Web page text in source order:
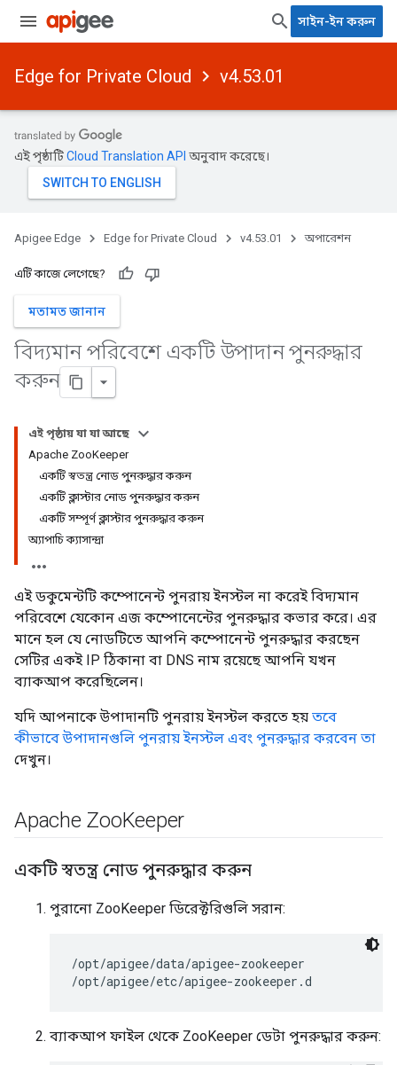
সাইন-ইন করুন
Edge for Private Cloud v4.53.01
এই পৃষ্ঠাটিCloud Translation API অনুবাদ করেছে।
Apigee Edge Edge for Private Cloud v4.53.01 অপারেশন
এটি কাজে লেগেছে?
মতামত জানান
বিদ্যমান পরিবেশে একটি উপাদান পুনরুদ্ধার
করুন
এই পৃষ্ঠায় যা যা আছে
Apache ZooKeeper
একটি স্বতন্ত্র নোড পুনরুদ্ধার করুন
একটি ক্লাস্টার নোড পুনরুদ্ধার করুন
একটি সম্পূর্ণ ক্লাস্টার পুনরুদ্ধার করুন
অ্যাপাচি ক্যাসান্দ্রা
এই ডকুমেন্টটি কম্পোনেন্ট পুনরায় ইনস্টল না করেই বিদ্যমান
পরিবেশে যেকোন এজ কম্পোনেন্টের পুনরুদ্ধার কভার করে। এর
মানে হল যে নোডটিতে আপনি কম্পোনেন্ট পুনরুদ্ধার করছেন
সেটির একই IP ঠিকানা বা DNS নাম রয়েছে আপনি যখন
ব্যাকআপ করেছিলেন।
যদি আপনাকে উপাদানটি পুনরায় ইনস্টল করতে হয় তবে
কীভাবে উপাদানগুলি পুনরায় ইনস্টল এবং পুনরুদ্ধার করবেন তা
দেখুন।
Apache ZooKeeper
একটি স্বতন্ত্র নোড পুনরুদ্ধার করুন
পুরানো ZooKeeper ডিরেক্টরিগুলি সরান:
/opt/apigee/data/apigee-zookeeper
/opt/apigee/etc/apigee-zookeeper.d
ব্যাকআপ ফাইল থেকে ZooKeeper ডেটা পুনরুদ্ধার করুন: